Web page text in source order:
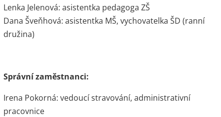
Lenka Jelenová: asistentka pedagoga ZŠ
Dana Šveňhová: asistentka MŠ, vychovatelka ŠD (ranní
družina)
Správní zaměstnanci:
Irena Pokorná: vedoucí stravování, administrativní
pracovnice